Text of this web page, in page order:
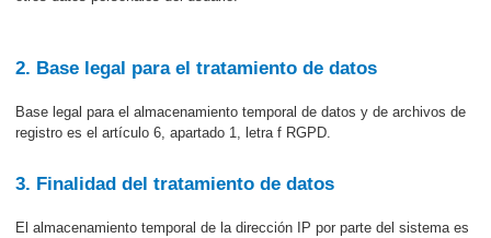
2. Base legal para el tratamiento de datos
Base legal para el almacenamiento temporal de datos y de archivos de
registro es el artículo 6, apartado 1, letra f RGPD.
3. Finalidad del tratamiento de datos
El almacenamiento temporal de la dirección IP por parte del sistema es